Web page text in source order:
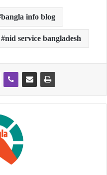
bangla info blog
nid service bangladesh